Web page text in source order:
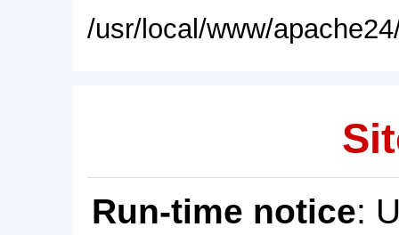
/usr/local/www/
Run-time notice: